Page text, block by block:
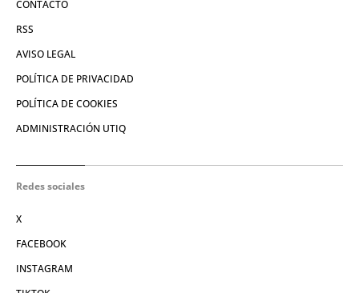
CONTACTO
RSS
AVISO LEGAL
POLÍTICA DE PRIVACIDAD
POLÍTICA DE COOKIES
ADMINISTRACIÓN UTIQ
Redes sociales
X
FACEBOOK
INSTAGRAM